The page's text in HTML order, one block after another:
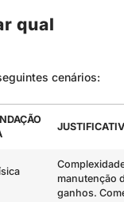
qual
cenários:
manutenção
ganhos.